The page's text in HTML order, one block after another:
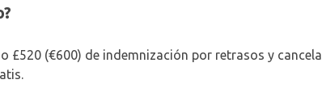
£520 (€600) de indemnización por retrasos y